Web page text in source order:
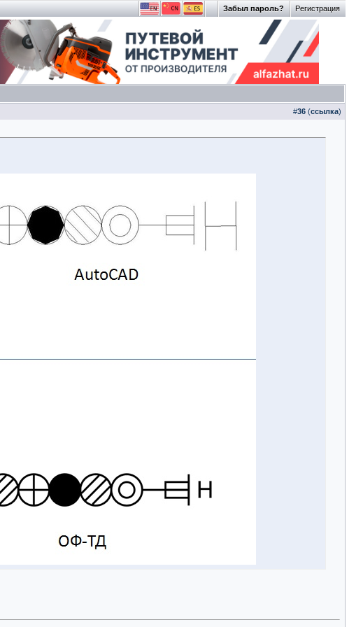
Регистрация
Забыл пароль?
#36 (ссылка)